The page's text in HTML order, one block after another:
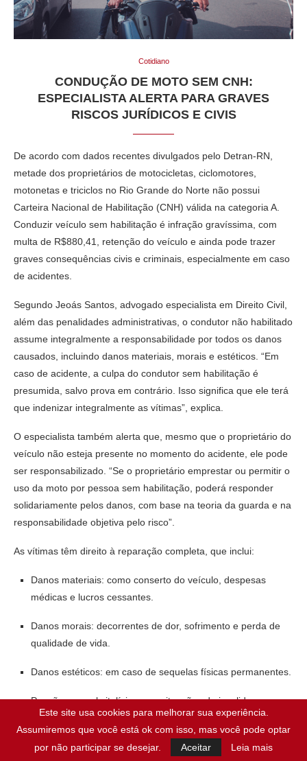
Cotidiano
CONDUÇÃO DE MOTO SEM CNH:
ESPECIALISTA ALERTA PARA GRAVES
RISCOS JURÍDICOS E CIVIS
De acordo com dados recentes divulgados pelo Detran-RN,
metade dos proprietários de motocicletas, ciclomotores,
motonetas e triciclos no Rio Grande do Norte não possui
Carteira Nacional de Habilitação (CNH) válida na categoria A.
Conduzir veículo sem habilitação é infração gravíssima, com
multa de R$880,41, retenção do veículo e ainda pode trazer
graves consequências civis e criminais, especialmente em caso
de acidentes.
Segundo Jeoás Santos, advogado especialista em Direito Civil,
além das penalidades administrativas, o condutor não habilitado
assume integralmente a responsabilidade por todos os danos
causados, incluindo danos materiais, morais e estéticos. “Em
caso de acidente, a culpa do condutor sem habilitação é
presumida, salvo prova em contrário. Isso significa que ele terá
que indenizar integralmente as vítimas”, explica.
O especialista também alerta que, mesmo que o proprietário do
veículo não esteja presente no momento do acidente, ele pode
ser responsabilizado. “Se o proprietário emprestar ou permitir o
uso da moto por pessoa sem habilitação, poderá responder
solidariamente pelos danos, com base na teoria da guarda e na
responsabilidade objetiva pelo risco”.
As vítimas têm direito à reparação completa, que inclui:
Danos materiais: como conserto do veículo, despesas
médicas e lucros cessantes.
Danos morais: decorrentes de dor, sofrimento e perda de
qualidade de vida.
Danos estéticos: em caso de sequelas físicas permanentes.
Pensão mensal vitalícia: para situações de invalidez
permanente ou em caso de morte, destinada aos
dependentes.
Este site usa cookies para melhorar sua experiência.
Assumiremos que você está ok com isso, mas você pode optar
por não participar se desejar.
Aceitar Leia mais